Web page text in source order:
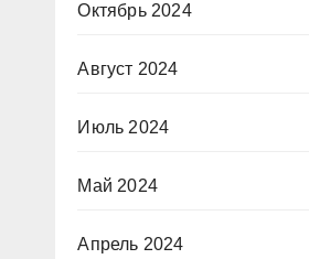
Октябрь 2024
Август 2024
Июль 2024
Май 2024
Апрель 2024